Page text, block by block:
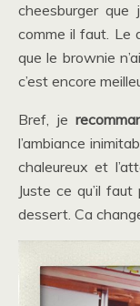
cheesburger
comme il faut. Le
que le brownie
c’est encore
Bref, je
l’ambiance
chaleureux et
Juste ce qu’il
dessert. Ca